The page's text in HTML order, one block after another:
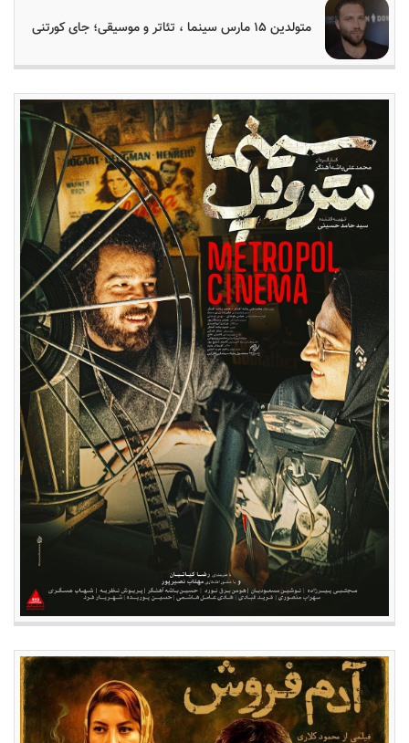
متولدین ۱۵ مارس سینما ، تئاتر و موسیقی؛ جای کورتنی